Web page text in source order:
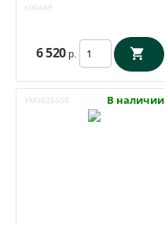
600469
6 520 р.
УМ0025508 В наличии